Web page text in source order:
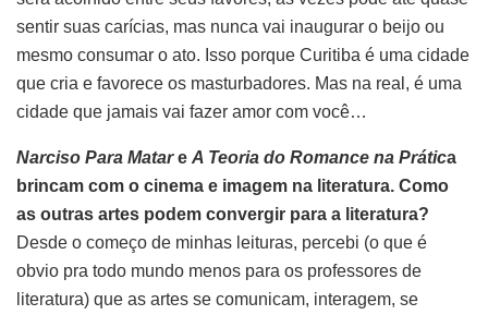
sentir suas carícias, mas nunca vai inaugurar o beijo ou
mesmo consumar o ato. Isso porque Curitiba é uma cidade
que cria e favorece os masturbadores. Mas na real, é uma
cidade que jamais vai fazer amor com você…
Narciso Para Matare A Teoria do Romance na Prática
brincam com o cinema e imagem na literatura. Como
as outras artes podem convergir para a literatura?
Desde o começo de minhas leituras, percebi (o que é
obvio pra todo mundo menos para os professores de
literatura) que as artes se comunicam, interagem, se